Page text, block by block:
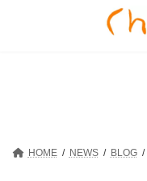
HOME NEWS BLOG